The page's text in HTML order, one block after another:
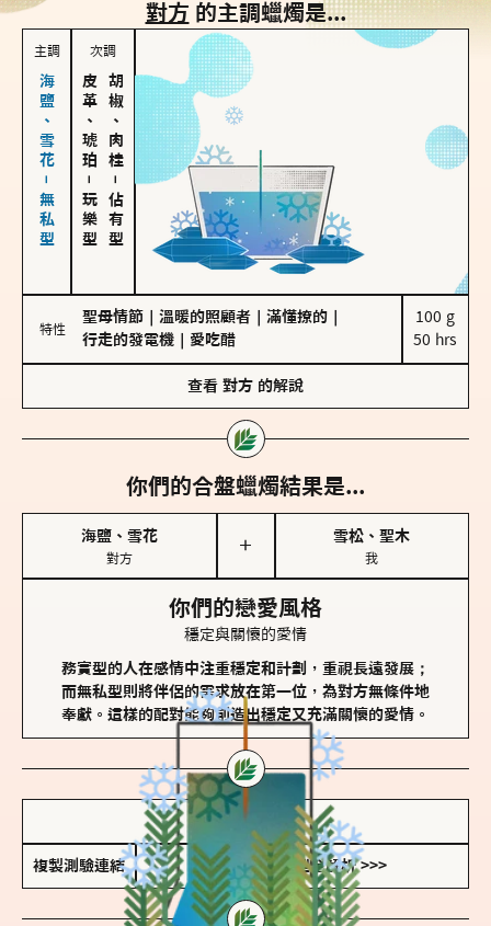
對方 的主調蠟燭是...
主調
海鹽、雪花－無私型
次調
皮革、琥珀
－
玩樂型
胡椒、肉桂
－
佔有型
特性
聖母情節 溫暖的照顧者 滿懂撩的
行走的發電機
愛吃醋
100 g
50 hrs
查看 對方 的解說
你們的合盤蠟燭結果是...
海鹽、雪花
對方
＋
雪松、聖木
我
你們的戀愛風格
穩定與關懷的愛情
務實型的人在感情中注重穩定和計劃，重視長遠發展；
而無私型則將伴侶的需求放在第一位，為對方無條件地
奉獻。這樣的配對能夠創造出穩定又充滿關懷的愛情。
儲存我的結果圖
複製測驗連結 查看香氛類型全解析 >>>